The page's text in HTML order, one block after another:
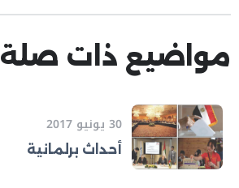
مواضيع ذات صلة
30 يونيو 2017
أحداث برلمانية